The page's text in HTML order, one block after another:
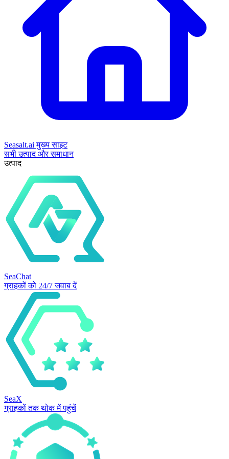
Seasalt.ai मुख्य साइट
सभी उत्पाद और समाधान
उत्पाद
SeaChat
ग्राहकों को 24/7 जवाब दें
SeaX
ग्राहकों तक थोक में पहुंचें